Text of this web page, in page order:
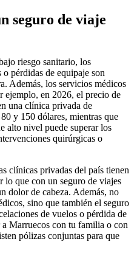
seguro de viaje
riesgo sanitario, los
pérdidas de equipaje son
Además, los servicios médicos
ejemplo, en 2026, el precio de
una clínica privada de
y 150 dólares, mientras que
alto nivel puede superar los
quirúrgicas o
clínicas privadas del país tienen
lo que con un seguro de viajes
dolor de cabeza. Además, no
sino que también el seguro
de vuelos o pérdida de
Marruecos con tu familia o con
pólizas conjuntas para que